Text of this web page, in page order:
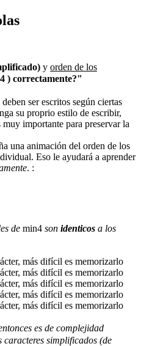
y orden de los
) correctamente?"
ser escritos según ciertas
su proprio estilo de escribir,
importante para preservar la
una animación del orden de los
Eso le ayudará a aprender
. :
de min4 son identicos a los
entonces es de complejidad
simplificados (de